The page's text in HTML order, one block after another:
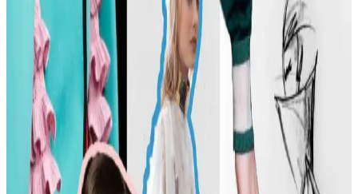
Carolyn Bessette Kennedy'nin 90'lar minimalizmini yansıtan stili,
fiziksel özelliklere dayalı popülerliği ve aşırı yüceltilmesiyle
tartışılıyor. Günümüzde moda daha fazla bireysellik ve çeşitlilik
arıyor.
Günlük Moda Soruları ve Stil Önerileri: Vücut
Tipine Uygun Kombinasyonlar ve Ayakkabı Seçimi
Moda ve stil, kişisel tercihlere göre şekillenir. Vücut tipine uygun
kıyafet seçimi, günlük kombin önerileri ve rahat ayakkabı
markalarıyla şıklığı yakalayın. İkinci el lüks ürün alımında dikkat
edilmesi gerekenler burada.